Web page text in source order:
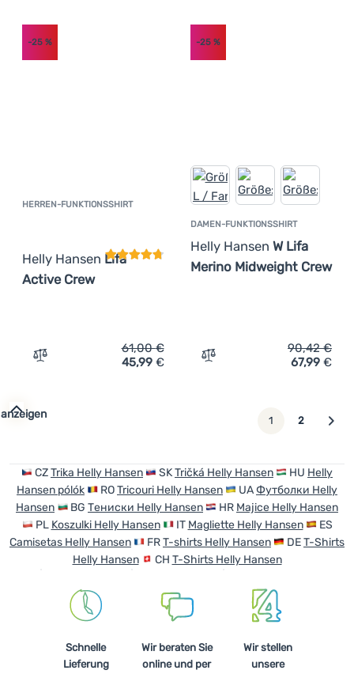
HERREN-FUNKTIONSSHIRT
Helly Hansen Lifa
Active Crew
Kundenbewertung
-25 %
Zum Vergleich 'Herren-Funktionsshirt Helly Hansen
61,00€
45,99 €
DAMEN-FUNKTIONSSHIRT
Helly Hansen W Lifa
Merino Midweight Crew
-25%
Zum Vergleich 'Damen-
90,42€
67,99 €
1 2 weiter
CZTrika Helly Hansen SKTričká Helly Hansen HU Helly
Hansen pólók
ROTricouri Helly Hansen UAФутболки Helly
Hansen
BG Тениски Helly Hansen HR Majice Helly Hansen
PL Koszulki Helly Hansen IT Magliette Helly Hansen
ES
Camisetas Helly Hansen
FRT-shirts Helly Hansen DET-Shirts
Helly Hansen
CH T-Shirts Helly Hansen
Schnelle
Lieferung
Wir beraten Sie
online und per
Wir stellen
unsere